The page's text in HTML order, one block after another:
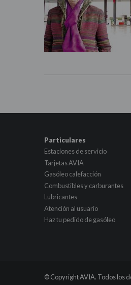
Particulares
Estaciones de servicio
Tarjetas AVIA
Gasóleo calefacción
Combustibles y carburantes
Lubricantes
Atención al usuario
Haz tu pedido de gasóleo
© Copyright AVIA. Todos los